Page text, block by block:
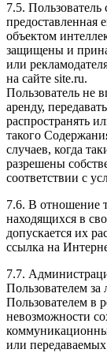
7.5.
предоставленная
объектом
защищены и
или
на сайте site.ru.
Пользователь не
аренду,
распространять
такого
случаев, когда
разрешены
соответствии с
7.6. В отношение
находящихся в
допускается их
ссылка на
7.7.
Пользователем
Пользователем в
невозможности
или передаваемых